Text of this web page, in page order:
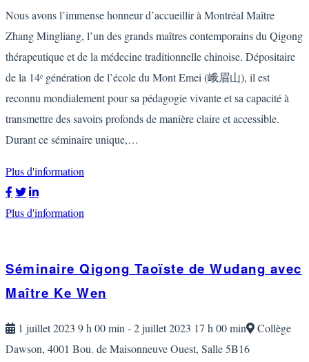
Nous avons l’immense honneur d’accueillir à Montréal Maître
Zhang Mingliang, l’un des grands maîtres contemporains du Qigong
thérapeutique et de la médecine traditionnelle chinoise. Dépositaire
de la 14ᵉ génération de l’école du Mont Emei (峨眉山), il est
reconnu mondialement pour sa pédagogie vivante et sa capacité à
transmettre des savoirs profonds de manière claire et accessible.
Durant ce séminaire unique,…
Plus d'information
Plus d'information
Séminaire Qigong Taoïste de Wudang avec
Maître Ke Wen
1 juillet 2023 9 h 00 min - 2 juillet 2023 17 h 00 min
Collège
Dawson, 4001 Bou. de Maisonneuve Ouest, Salle 5B16